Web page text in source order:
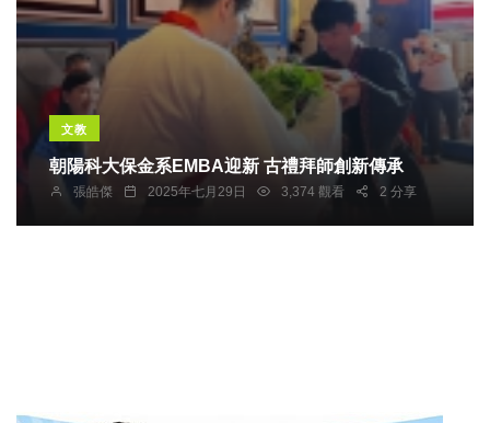
文教
朝陽科大保金系EMBA迎新 古禮拜師創新傳承
張皓傑 2025年七月29日 3,374 觀看 2 分享